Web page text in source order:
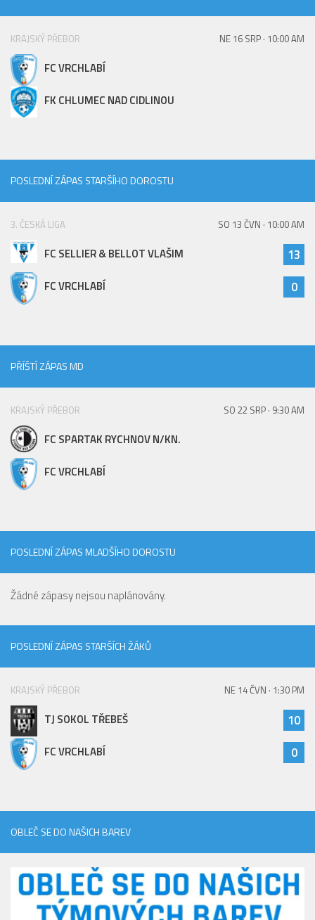
KRAJSKÝ PŘEBOR NE 16 SRP · 10:00 AM
FC VRCHLABÍ
FK CHLUMEC NAD CIDLINOU
POSLEDNÍ ZÁPAS STARŠÍHO DOROSTU
3. ČESKÁ LIGA SO 13 ČVN · 10:00 AM
FC SELLIER & BELLOT VLAŠIM 13
FC VRCHLABÍ 0
PŘÍŠTÍ ZÁPAS MD
KRAJSKÝ PŘEBOR SO 22 SRP · 9:30 AM
FC SPARTAK RYCHNOV N/KN.
FC VRCHLABÍ
POSLEDNÍ ZÁPAS MLADŠÍHO DOROSTU
Žádné zápasy nejsou naplánovány.
POSLEDNÍ ZÁPAS STARŠÍCH ŽÁKŮ
KRAJSKÝ PŘEBOR NE 14 ČVN · 1:30 PM
TJ SOKOL TŘEBEŠ 10
FC VRCHLABÍ 0
OBLEČ SE DO NAŠICH BAREV